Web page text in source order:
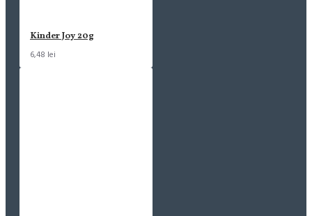
Kinder Joy 20g
6,48 lei